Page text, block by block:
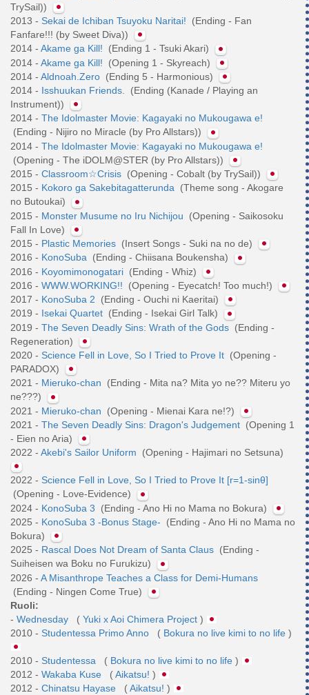
TrySail))
2013 - Sekai de Ichiban Tsuyoku Naritai!
(Ending - Fan
Fanfare!!! (by Sweet Diva))
2014 - Akame ga Kill!
(Ending 1 - Tsuki Akari)
2014 - Akame ga Kill!
(Opening 1 - Skyreach)
2014 - Aldnoah.Zero (Ending 5 - Harmonious)
2014 - Isshuukan Friends.
(Ending (Kanade / Playing an
Instrument))
2014 - The Idolmaster Movie: Kagayaki no Mukougawa e!
(Ending - Nijiro no Miracle (by Pro Allstars))
2014 - The Idolmaster Movie: Kagayaki no Mukougawa e!
(Opening - The iDOLM@STER (by Pro Allstars))
2015 - Classroom☆Crisis (Opening - Cobalt (by TrySail))
2015 - Kokoro ga Sakebitagatterunda (Theme song - Akogare
no Butoukai)
2015 - Monster Musume no Iru Nichijou
(Opening - Saikosoku
Fall In Love)
2015 - Plastic Memories (Insert Songs - Suki na no de)
2016 - KonoSuba (Ending - Chiisana Boukensha)
2016 - Koyomimonogatari (Ending - Whiz)
2016 - WWW.WORKING!!
(Opening - Eyecatch! Too much!)
2017 - KonoSuba 2
(Ending - Ouchi ni Kaeritai)
2019 - Isekai Quartet (Ending - Isekai Girl Talk)
2019 - The Seven Deadly Sins: Wrath of the Gods (Ending -
Regeneration)
2020 - Science Fell in Love, So I Tried to Prove It (Opening -
PARADOX)
2021 - Mieruko-chan
(Ending - Mita na? Mita yo ne?? Miteru yo
ne???)
2021 - Mieruko-chan
(Opening - Mienai Kara ne!?)
2021 - The Seven Deadly Sins: Dragon's Judgement (Opening 1
- Eien no Aria)
2022 - Akebi's Sailor Uniform (Opening - Hajimari no Setsuna)
2022 - Science Fell in Love, So I Tried to Prove It [r=1-sinθ]
(Opening - Love-Evidence)
2024 - KonoSuba 3
(Ending - Ano Hi no Mama no Bokura)
2025 - KonoSuba 3 -Bonus Stage-
(Ending - Ano Hi no Mama no
Bokura)
2025 - Rascal Does Not Dream of Santa Claus (Ending -
Suiheisen wa Boku no Furukizu)
2026 - A Misanthrope Teaches a Class for Demi-Humans
(Ending - Ningen Come True)
Ruoli:
- Wednesday ( Yuki x Aoi Chimera Project )
2010 - Studentessa Primo Anno ( Bokura no live kimi to no life )
2010 - Studentessa ( Bokura no live kimi to no life )
2012 - Wakaba Kuse (Aikatsu! )
2012 - Chinatsu Hayase (Aikatsu! )